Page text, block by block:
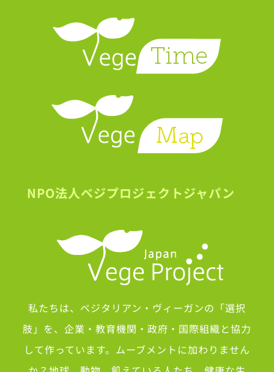
NPO法人ベジプロジェクトジャパン
私たちは、ベジタリアン・ヴィーガンの「選択
肢」を、企業・教育機関・政府・国際組織と協力
して作っています。ムーブメントに加わりません